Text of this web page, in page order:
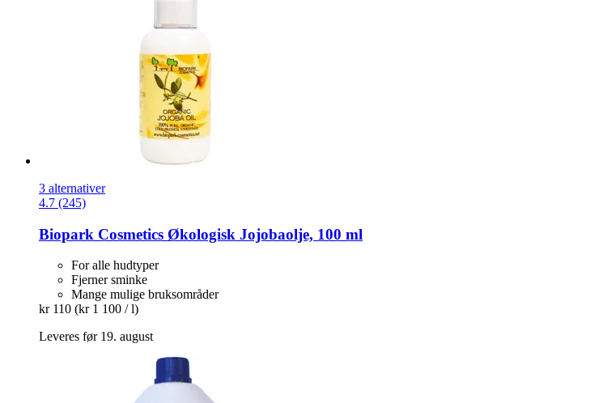
3 alternativer
4.7 (245)
Biopark Cosmetics Økologisk Jojobaolje, 100 ml
For alle hudtyper
Fjerner sminke
Mange mulige bruksområder
kr 110 (kr 1 100 / l)
Leveres før 19. august